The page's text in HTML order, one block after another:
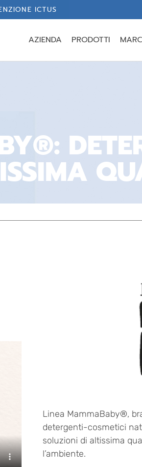
ICTUS
AZIENDA PRODOTTI
Linea MammaBaby®,
detergenti-cosmetici
soluzioni di altissima
l’ambiente.